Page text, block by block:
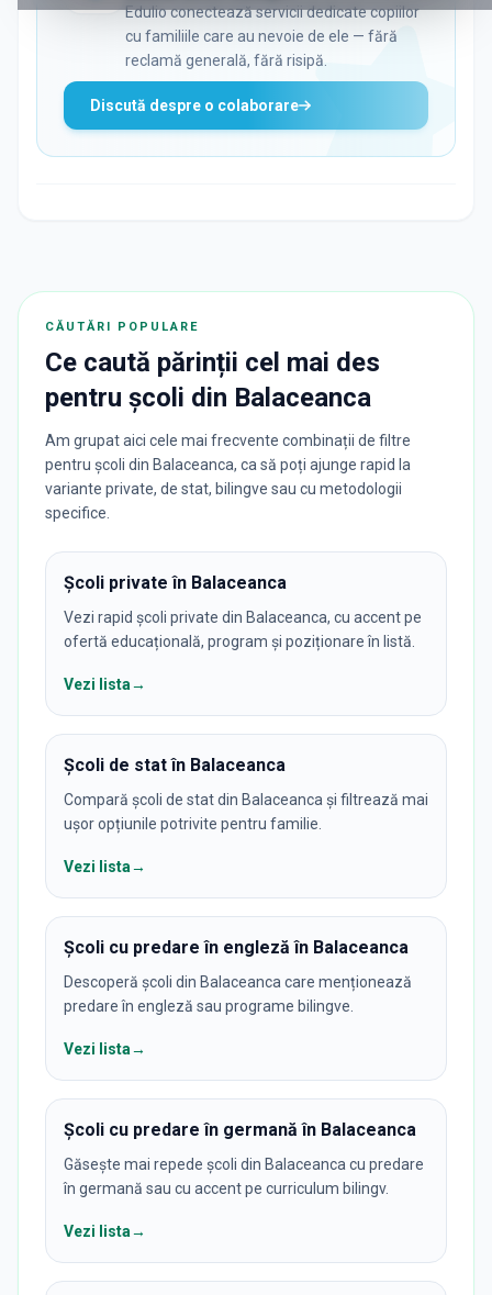
Edulio conectează servicii dedicate copiilor
cu familiile care au nevoie de ele — fără
reclamă generală, fără risipă.
Discută despre o colaborare
CĂUTĂRI POPULARE
Ce caută părinții cel mai des
pentru școli din Balaceanca
Am grupat aici cele mai frecvente combinații de filtre
pentru școli din Balaceanca, ca să poți ajunge rapid la
variante private, de stat, bilingve sau cu metodologii
specifice.
Școli private în Balaceanca
Vezi rapid școli private din Balaceanca, cu accent pe
ofertă educațională, program și poziționare în listă.
Vezi lista→
Școli de stat în Balaceanca
Compară școli de stat din Balaceanca și filtrează mai
ușor opțiunile potrivite pentru familie.
Vezi lista→
Școli cu predare în engleză în Balaceanca
Descoperă școli din Balaceanca care menționează
predare în engleză sau programe bilingve.
Vezi lista→
Școli cu predare în germană în Balaceanca
Găsește mai repede școli din Balaceanca cu predare
în germană sau cu accent pe curriculum bilingv.
Vezi lista→